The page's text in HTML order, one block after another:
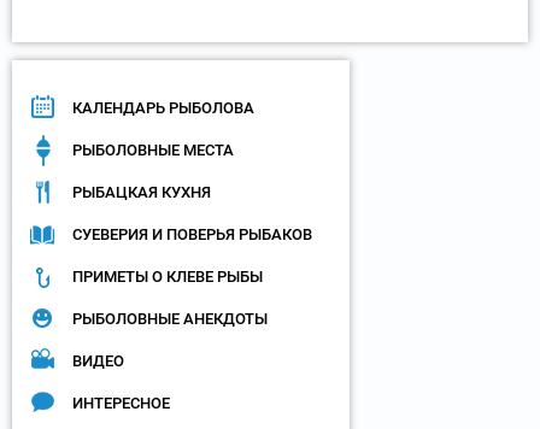
КАЛЕНДАРЬ РЫБОЛОВА
РЫБОЛОВНЫЕ МЕСТА
РЫБАЦКАЯ КУХНЯ
СУЕВЕРИЯ И ПОВЕРЬЯ РЫБАКОВ
ПРИМЕТЫ О КЛЕВЕ РЫБЫ
РЫБОЛОВНЫЕ АНЕКДОТЫ
ВИДЕО
ИНТЕРЕСНОЕ